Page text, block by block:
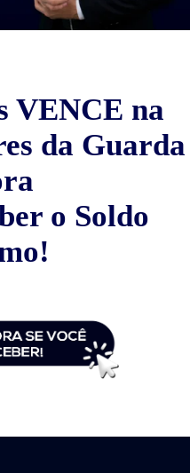
VENCE na
da Guarda
o Soldo